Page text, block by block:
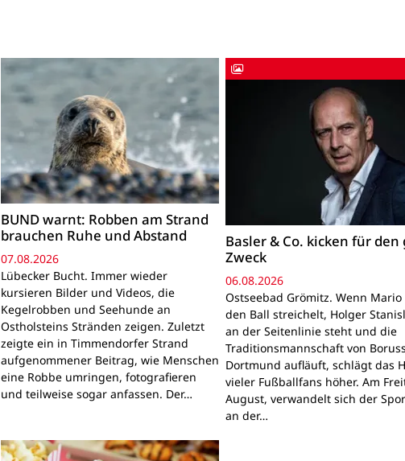
BUND warnt: Robben am Strand
brauchen Ruhe und Abstand
07.08.2026
Lübecker Bucht. Immer wieder
kursieren Bilder und Videos, die
Kegelrobben und Seehunde an
Ostholsteins Stränden zeigen. Zuletzt
zeigte ein in Timmendorfer Strand
aufgenommener Beitrag, wie Menschen
eine Robbe umringen, fotografieren
und teilweise sogar anfassen. Der…
Basler & Co. kicken für
Zweck
06.08.2026
Ostseebad Grömitz. Wenn Mario
den Ball streichelt, Holger
an der Seitenlinie steht und die
Traditionsmannschaft von
Dortmund aufläuft, schlägt das
vieler Fußballfans höher. Am
August, verwandelt sich der
an der…